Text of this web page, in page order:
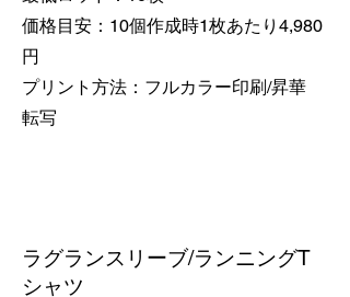
価格目安：10個作成時1枚あたり4,980
円
​プリント方法：フルカラー印刷/昇華
転写
​ラグランスリーブ/ランニングT
シャツ